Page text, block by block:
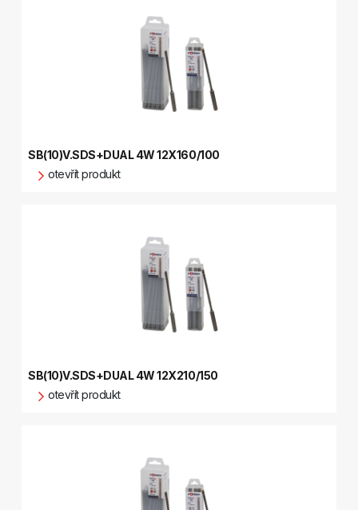
SB(10)V.SDS+DUAL 4W 12X160/100
otevřít produkt
SB(10)V.SDS+DUAL 4W 12X210/150
otevřít produkt